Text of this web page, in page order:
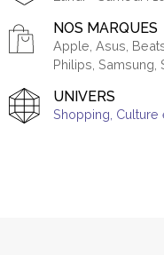
NOS MARQUES
Apple, Asus,
Philips, Samsung,
UNIVERS
Shopping Culture